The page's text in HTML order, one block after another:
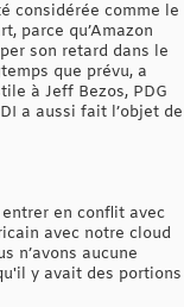
considérée comme le
parce qu’Amazon
son retard dans le
que prévu, a
à Jeff Bezos, PDG
a aussi fait l’objet de
en conflit avec
avec notre cloud
n’avons aucune
y avait des portions